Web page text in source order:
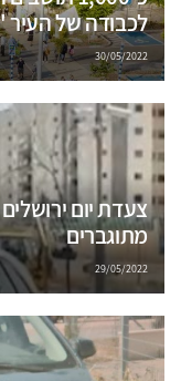
לכבודה של העיר
30/05/2022
צעדת יום
מתוגברים
29/05/2022